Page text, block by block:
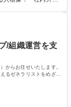
/組織運営を支
からお任せいたします。
るゼネラリストをめざせ